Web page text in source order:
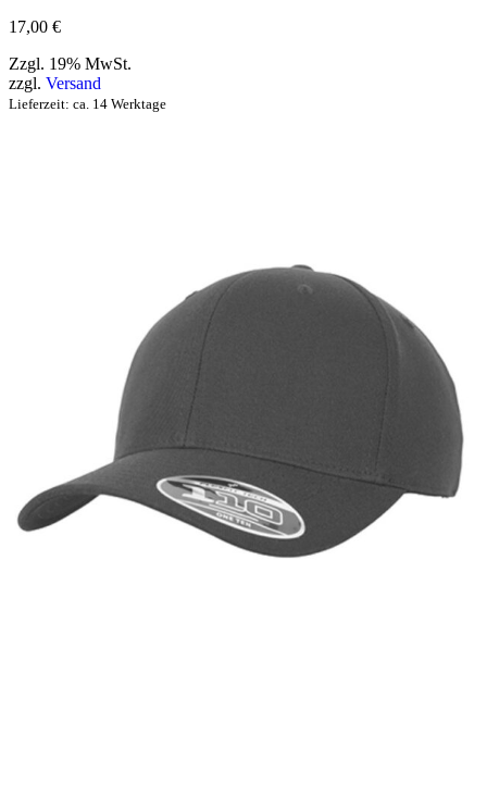
17,00 €
Zzgl. 19% MwSt.
zzgl. Versand
Lieferzeit: ca. 14 Werktage